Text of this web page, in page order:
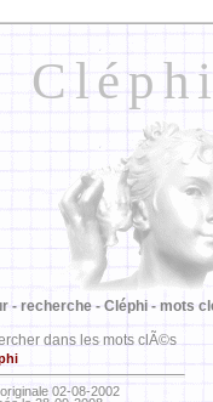
- recherche - Cléphi - mots
dans les mots clÃ©s
02-08-2002